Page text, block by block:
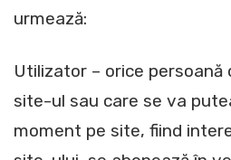
urmează:
Utilizator – orice persoană
site-ul sau care se va
moment pe site, fiind